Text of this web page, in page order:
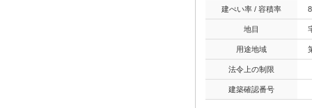
建ぺい率 / 容積率
地目
用途地域
法令上の制限
建築確認番号